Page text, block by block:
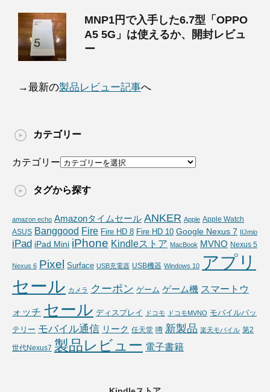
MNP1円で入手した6.7型「OPPO
A5 5G」は使えるか、開封レビュ
ー
→最新の製品レビュー記事へ
カテゴリー
カテゴリー
タグから探す
amazon echo Amazonタイムセール ANKER Apple Apple Watch
ASUS Banggood Fire Fire HD 8 Fire HD 10 Google Nexus 7 IIJmio
iPad iPad Mini iPhone Kindleストア MacBook MVNO Nexus 5
Nexus 6 Pixel Surface USB充電器 USB機器 Windows 10 アプリ
セール カメラ クーポン ゲーム ゲーム機 スマートウ
ォッチ セール ディスプレイ ドコモ ドコモMVNO モバイルバッ
テリー モバイル通信 リーク 任天堂 噂 新製品 楽天モバイル 第2
世代Nexus7 製品レビュー 電子書籍